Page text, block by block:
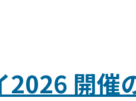
2026 開催